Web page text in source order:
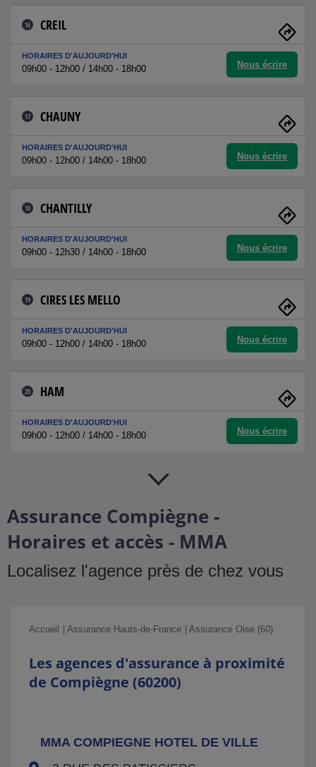
16 CREIL
HORAIRES D'AUJOURD'HUI
09h00 - 12h00 / 14h00 - 18h00 Nous écrire
17 CHAUNY
HORAIRES D'AUJOURD'HUI
09h00 - 12h00 / 14h00 - 18h00 Nous écrire
18 CHANTILLY
HORAIRES D'AUJOURD'HUI
09h00 - 12h30 / 14h00 - 18h00 Nous écrire
19 CIRES LES MELLO
HORAIRES D'AUJOURD'HUI
09h00 - 12h00 / 14h00 - 18h00 Nous écrire
20 HAM
HORAIRES D'AUJOURD'HUI
09h00 - 12h00 / 14h00 - 18h00 Nous écrire
Assurance Compiègne -
Horaires et accès - MMA
Localisez l'agence près de chez vous
Accueil Assurance Hauts-de-France Assurance Oise (60)
Les agences d'assurance à proximité
de Compiègne (60200)
MMA COMPIEGNE HOTEL DE VILLE